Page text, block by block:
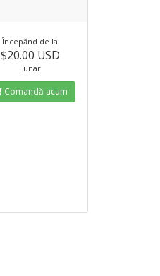
Începănd de la
$20.00 USD
Lunar
Comandă acum